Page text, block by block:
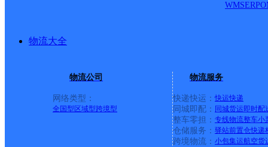
WMSERP
物流大全
物流公司
网络类型：
全国型 区域型跨境型
物流服务
快递快运： 快运快递
同城即配： 同城货运即时配
整车零担： 专线物流整车小
仓储服务： 驿站前置仓快递
跨境物流： 小包集运航空货
中国邮政集团有限公司新疆维吾尔自治区叶城县